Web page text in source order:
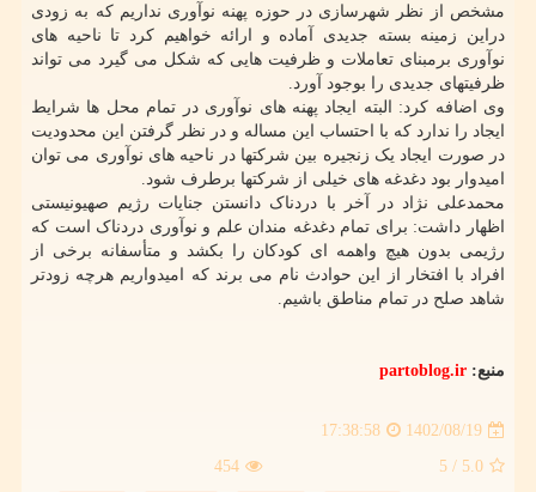
مشخص از نظر شهرسازی در حوزه پهنه نوآوری نداریم که به زودی
دراین زمینه بسته جدیدی آماده و ارائه خواهیم کرد تا ناحیه های
نوآوری برمبنای تعاملات و ظرفیت هایی که شکل می گیرد می تواند
ظرفیتهای جدیدی را بوجود آورد.
وی اضافه کرد: البته ایجاد پهنه های نوآوری در تمام محل ها شرایط
ایجاد را ندارد که با احتساب این مساله و در نظر گرفتن این محدودیت
در صورت ایجاد یک زنجیره بین شرکتها در ناحیه های نوآوری می توان
امیدوار بود دغدغه های خیلی از شرکتها برطرف شود.
محمدعلی نژاد در آخر با دردناک دانستن جنایات رژیم صهیونیستی
اظهار داشت: برای تمام دغدغه مندان علم و نوآوری دردناک است که
رژیمی بدون هیچ واهمه ای کودکان را بکشد و متأسفانه برخی از
افراد با افتخار از این حوادث نام می برند که امیدواریم هرچه زودتر
شاهد صلح در تمام مناطق باشیم.
منبع: partoblog.ir
1402/08/19
17:38:58
5.0
/ 5
454